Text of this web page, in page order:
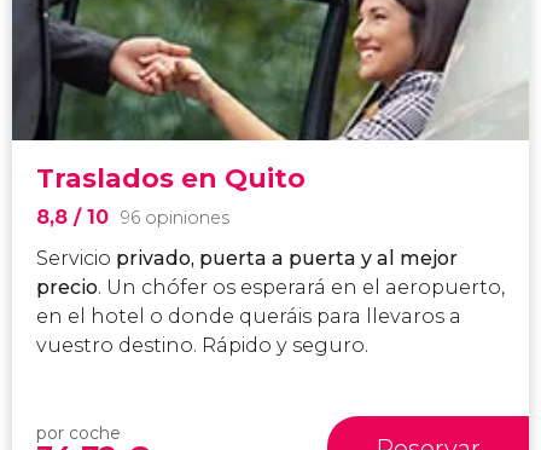
Traslados en Quito
8,8 / 10 96 opiniones
Servicio privado, puerta a puerta y al mejor
precio. Un chófer os esperará en el aeropuerto,
en el hotel o donde queráis para llevaros a
vuestro destino. Rápido y seguro.
por coche